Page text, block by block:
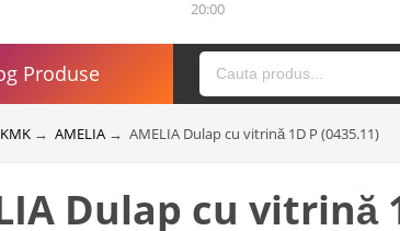
20:00
Produse
→ AMELIA → AMELIA Dulap cu vitrină 1D P (0435.11)
Dulap cu vitrină